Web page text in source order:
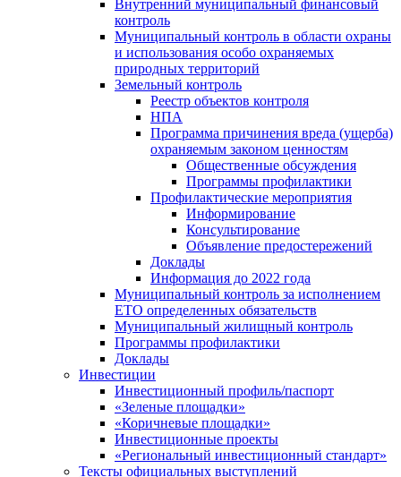
Внутренний муниципальный финансовый
контроль
Муниципальный контроль в области охраны
и использования особо охраняемых
природных территорий
Земельный контроль
Реестр объектов контроля
НПА
Программа причинения вреда (ущерба)
охраняемым законом ценностям
Общественные обсуждения
Программы профилактики
Профилактические мероприятия
Информирование
Консультирование
Объявление предостережений
Доклады
Информация до 2022 года
Муниципальный контроль за исполнением
ЕТО определенных обязательств
Муниципальный жилищный контроль
Программы профилактики
Доклады
Инвестиции
Инвестиционный профиль/паспорт
«Зеленые площадки»
«Коричневые площадки»
Инвестиционные проекты
«Региональный инвестиционный стандарт»
Тексты официальных выступлений